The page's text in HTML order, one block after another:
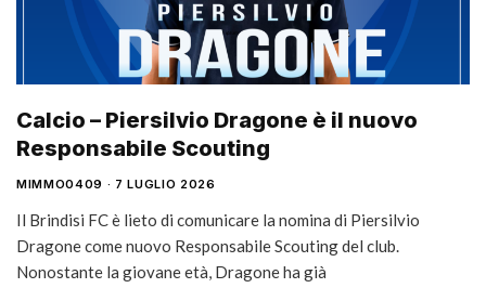
Calcio – Piersilvio Dragone è il nuovo
Responsabile Scouting
MIMMO0409 7 LUGLIO 2026
Il Brindisi FC è lieto di comunicare la nomina di Piersilvio
Dragone come nuovo Responsabile Scouting del club.
Nonostante la giovane età, Dragone ha già